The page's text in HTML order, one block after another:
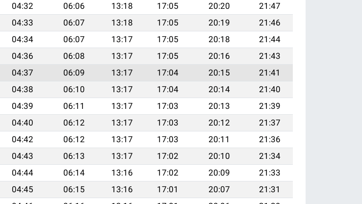
04:32 06:06 13:18 17:05 20:20
21:47
04:33 06:07 13:18 17:05 20:19
21:46
04:34 06:07 13:17 17:05 20:18
21:44
04:36 06:08 13:17 17:05 20:16
21:43
04:37 06:09 13:17 17:04 20:15
21:41
04:38 06:10 13:17 17:04 20:14
21:40
04:39 06:11 13:17 17:03 20:13
21:39
04:40 06:12 13:17 17:03 20:12
21:37
04:42 06:12 13:17 17:03 20:11
21:36
04:43 06:13 13:17 17:02 20:10
21:34
04:44 06:14 13:16 17:02 20:09
21:33
04:45 06:15 13:16 17:01 20:07
21:31